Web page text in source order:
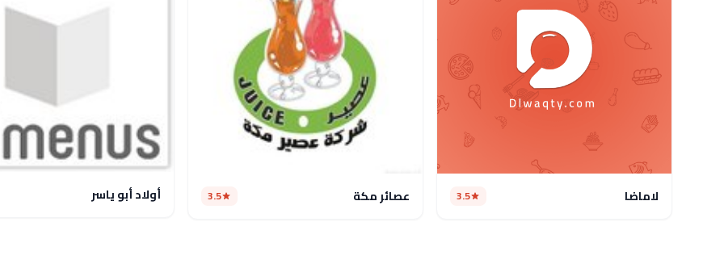
لاماضا 3.5 عصائر مكة 3.5 أولاد أبو ياسر